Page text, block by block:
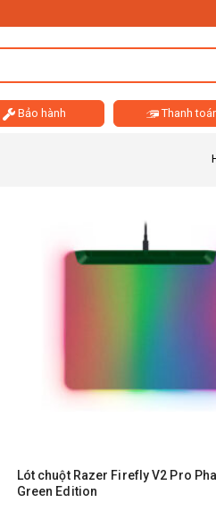
Bảo hành Thanh
Lót chuột Razer Firefly V2 Pro
Green Edition